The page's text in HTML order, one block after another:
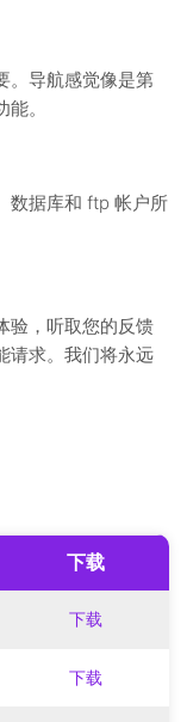
。导航感觉像是第
。
数据库和 ftp 帐户所
验，听取您的反馈
请求。我们将永远
下载
下载
下载